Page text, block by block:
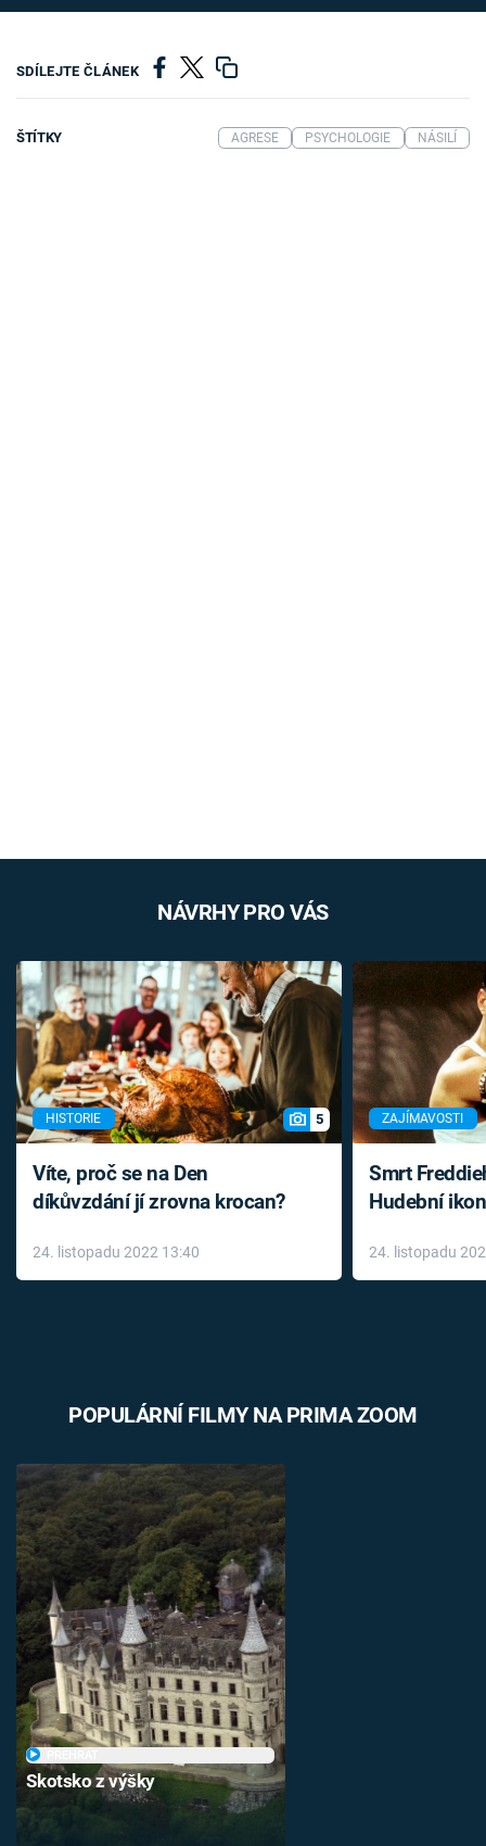
SDÍLEJTE ČLÁNEK
ŠTÍTKY AGRESE PSYCHOLOGIE NÁSILÍ
NÁVRHY PRO VÁS
HISTORIE 5
Víte, proč se na Den
díkůvzdání jí zrovna krocan?
24. listopadu 2022 13:40
ZAJÍMAVOSTI
Smrt
Hudební
léky
24. listopadu
POPULÁRNÍ FILMY NA PRIMA ZOOM
Skotsko z výšky